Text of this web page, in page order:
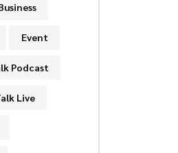
Event
Podcast
Live